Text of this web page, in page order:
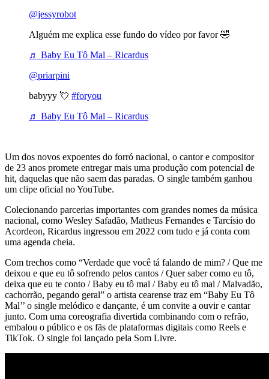
@jessyrobot
Alguém me explica esse fundo do vídeo por favor 🤣
♬ Baby Eu Tô Mal – Ricardus
@priarpini
babyyy 💘 #foryou
♬ Baby Eu Tô Mal – Ricardus
Um dos novos expoentes do forró nacional, o cantor e compositor
de 23 anos promete entregar mais uma produção com potencial de
hit, daquelas que não saem das paradas. O single também ganhou
um clipe oficial no YouTube.
Colecionando parcerias importantes com grandes nomes da música
nacional, como Wesley Safadão, Matheus Fernandes e Tarcísio do
Acordeon, Ricardus ingressou em 2022 com tudo e já conta com
uma agenda cheia.
Com trechos como “Verdade que você tá falando de mim? / Que me
deixou e que eu tô sofrendo pelos cantos / Quer saber como eu tô,
deixa que eu te conto / Baby eu tô mal / Baby eu tô mal / Malvadão,
cachorrão, pegando geral” o artista cearense traz em “Baby Eu Tô
Mal’’ o single melódico e dançante, é um convite a ouvir e cantar
junto. Com uma coreografia divertida combinando com o refrão,
embalou o público e os fãs de plataformas digitais como Reels e
TikTok. O single foi lançado pela Som Livre.